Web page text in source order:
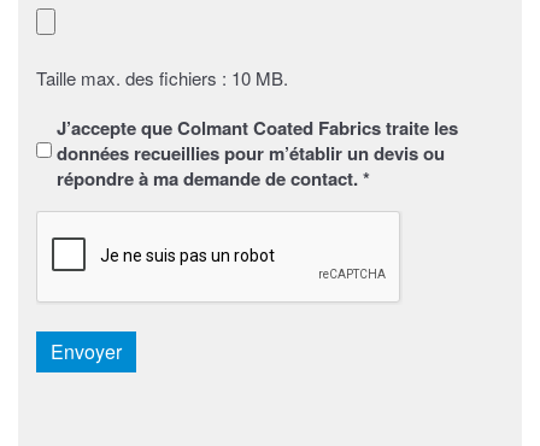
Taille max. des fichiers : 10 MB.
Sans
titre*
J’accepte que Colmant Coated Fabrics traite les
données recueillies pour m’établir un devis ou
répondre à ma demande de contact. *
CAPTCHA
Envoyer